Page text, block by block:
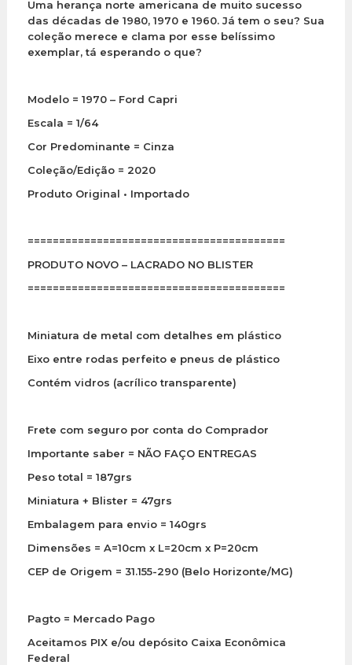
Uma herança norte americana de muito sucesso
das décadas de 1980, 1970 e 1960. Já tem o seu? Sua
coleção merece e clama por esse belíssimo
exemplar, tá esperando o que?
Modelo = 1970 – Ford Capri
Escala = 1/64
Cor Predominante = Cinza
Coleção/Edição = 2020
Produto Original • Importado
=========================================
PRODUTO NOVO – LACRADO NO BLISTER
=========================================
Miniatura de metal com detalhes em plástico
Eixo entre rodas perfeito e pneus de plástico
Contém vidros (acrílico transparente)
Frete com seguro por conta do Comprador
Importante saber = NÃO FAÇO ENTREGAS
Peso total = 187grs
Miniatura + Blister = 47grs
Embalagem para envio = 140grs
Dimensões = A=10cm x L=20cm x P=20cm
CEP de Origem = 31.155-290 (Belo Horizonte/MG)
Pagto = Mercado Pago
Aceitamos PIX e/ou depósito Caixa Econômica
Federal